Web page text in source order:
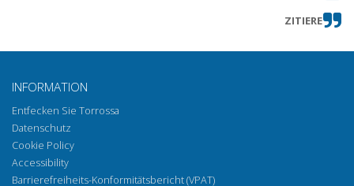
ZITIERE
INFORMATION
Entfecken Sie Torrossa
Datenschutz
Cookie Policy
Accessibility
Barrierefreiheits-Konformitätsbericht (VPAT)